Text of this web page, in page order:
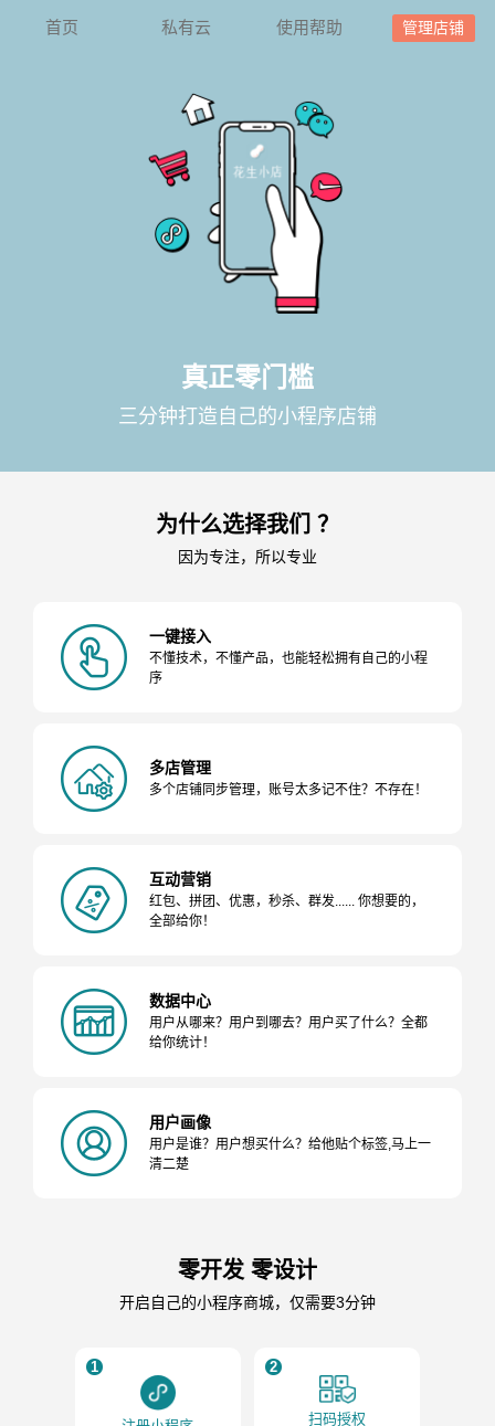
首页 私有云 使用帮助 管理店铺
真正零门槛
三分钟打造自己的小程序店铺
为什么选择我们 ？
因为专注，所以专业
一键接入
不懂技术，不懂产品，也能轻松拥有自己的小程
序
多店管理
多个店铺同步管理，账号太多记不住？不存在！
互动营销
红包、拼团、优惠，秒杀、群发...... 你想要的，
全部给你！
数据中心
用户从哪来？用户到哪去？用户买了什么？全都
给你统计！
用户画像
用户是谁？用户想买什么？给他贴个标签,马上一
清二楚
零开发 零设计
开启自己的小程序商城，仅需要3分钟
1 2
扫码授权